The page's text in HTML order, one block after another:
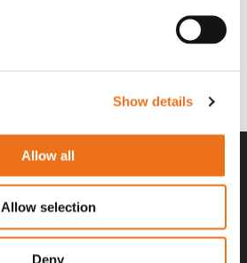
Show details
Allow all
Allow selection
Deny
Lägg till i varukorg
T-shirt svart 2xl med avant-
(ex. moms)